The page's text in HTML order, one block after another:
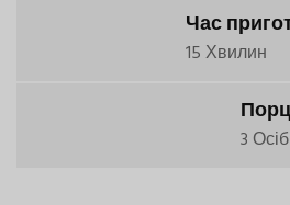
Час
15 Хвилин
3 Осіб